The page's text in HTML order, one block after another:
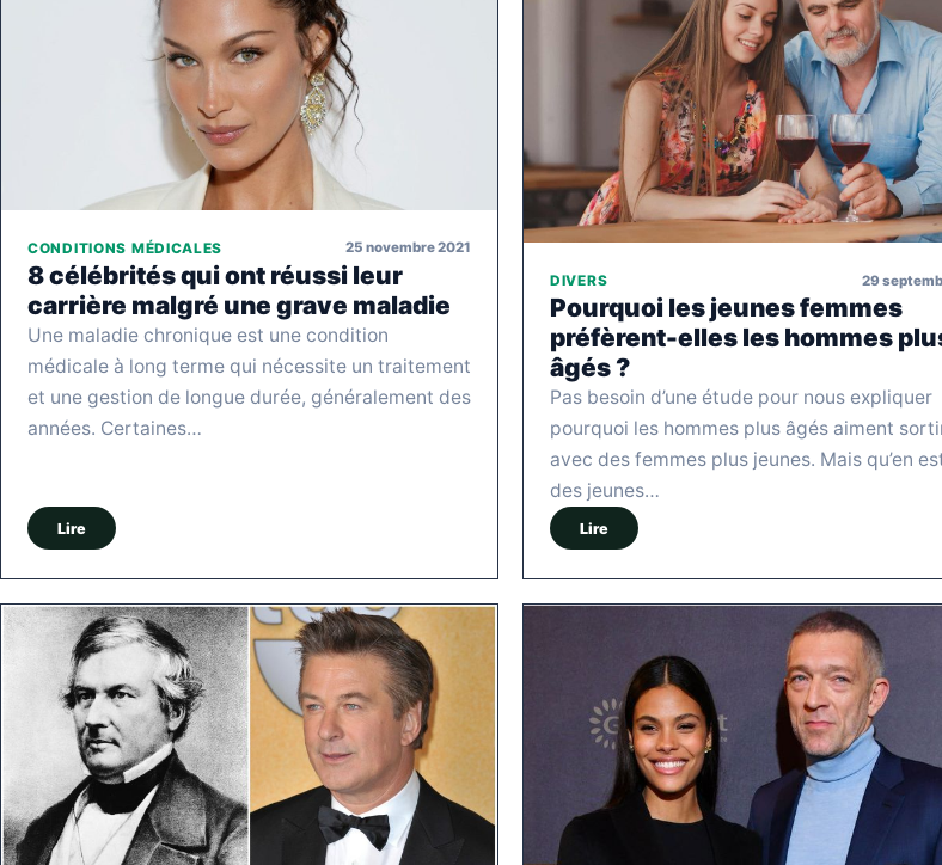
CONDITIONS MÉDICALES 25 novembre 2021
8 célébrités qui ont réussi leur
carrière malgré une grave maladie
Une maladie chronique est une condition
médicale à long terme qui nécessite un traitement
et une gestion de longue durée, généralement des
années. Certaines…
Lire
DIVERS 29
Pourquoi les jeunes femmes
préfèrent-elles les hommes
âgés ?
Pas besoin d’une étude pour nous expliquer
pourquoi les hommes plus âgés aiment
avec des femmes plus jeunes. Mais qu’en
des jeunes…
Lire